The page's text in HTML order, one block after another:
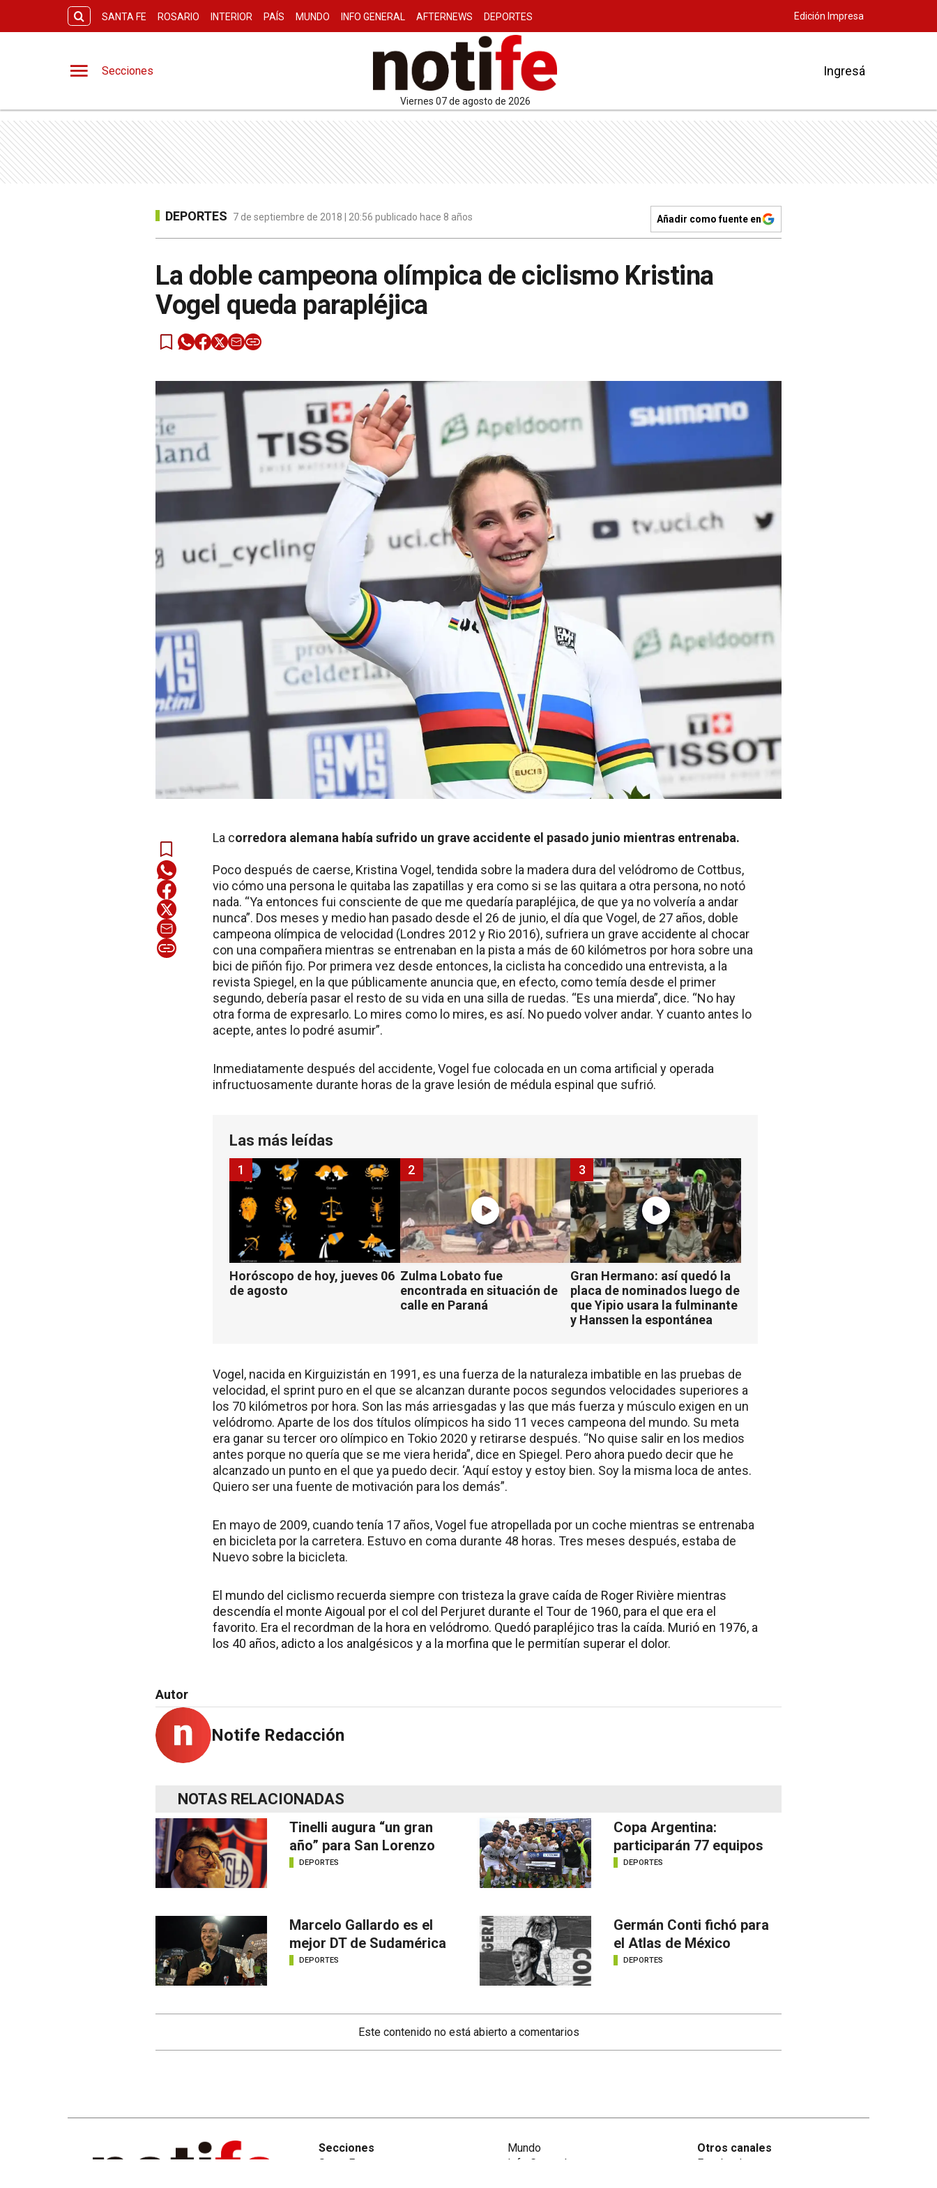
SANTA FE ROSARIO INTERIOR PAÍS MUNDO INFO GENERAL AFTERNEWS DEPORTES Edición Impresa
Secciones
viernes 07 de agosto de 2026
Ingresá
DEPORTES 7 de septiembre de 2018 | 20:56 publicado hace 8 años Añadir como fuente en
La doble campeona olímpica de ciclismo Kristina
Vogel queda parapléjica
La corredora alemana había sufrido un grave accidente el pasado junio mientras entrenaba.
Poco después de caerse, Kristina Vogel, tendida sobre la madera dura del velódromo de Cottbus,
vio cómo una persona le quitaba las zapatillas y era como si se las quitara a otra persona, no notó
nada. “Ya entonces fui consciente de que me quedaría parapléjica, de que ya no volvería a andar
nunca”. Dos meses y medio han pasado desde el 26 de junio, el día que Vogel, de 27 años, doble
campeona olímpica de velocidad (Londres 2012 y Rio 2016), sufriera un grave accidente al chocar
con una compañera mientras se entrenaban en la pista a más de 60 kilómetros por hora sobre una
bici de piñón fijo. Por primera vez desde entonces, la ciclista ha concedido una entrevista, a la
revista Spiegel, en la que públicamente anuncia que, en efecto, como temía desde el primer
segundo, debería pasar el resto de su vida en una silla de ruedas. “Es una mierda”, dice. “No hay
otra forma de expresarlo. Lo mires como lo mires, es así. No puedo volver andar. Y cuanto antes lo
acepte, antes lo podré asumir”.
Inmediatamente después del accidente, Vogel fue colocada en un coma artificial y operada
infructuosamente durante horas de la grave lesión de médula espinal que sufrió.
Las más leídas
Horóscopo de hoy, jueves 06
de agosto
1
Zulma Lobato fue
encontrada en situación de
calle en Paraná
2
Gran Hermano: así quedó la
placa de nominados luego de
que Yipio usara la fulminante
y Hanssen la espontánea
3
Vogel, nacida en Kirguizistán en 1991, es una fuerza de la naturaleza imbatible en las pruebas de
velocidad, el sprint puro en el que se alcanzan durante pocos segundos velocidades superiores a
los 70 kilómetros por hora. Son las más arriesgadas y las que más fuerza y músculo exigen en un
velódromo. Aparte de los dos títulos olímpicos ha sido 11 veces campeona del mundo. Su meta
era ganar su tercer oro olímpico en Tokio 2020 y retirarse después. “No quise salir en los medios
antes porque no quería que se me viera herida”, dice en Spiegel. Pero ahora puedo decir que he
alcanzado un punto en el que ya puedo decir. ‘Aquí estoy y estoy bien. Soy la misma loca de antes.
Quiero ser una fuente de motivación para los demás”.
En mayo de 2009, cuando tenía 17 años, Vogel fue atropellada por un coche mientras se entrenaba
en bicicleta por la carretera. Estuvo en coma durante 48 horas. Tres meses después, estaba de
Nuevo sobre la bicicleta.
El mundo del ciclismo recuerda siempre con tristeza la grave caída de Roger Rivière mientras
descendía el monte Aigoual por el col del Perjuret durante el Tour de 1960, para el que era el
favorito. Era el recordman de la hora en velódromo. Quedó parapléjico tras la caída. Murió en 1976, a
los 40 años, adicto a los analgésicos y a la morfina que le permitían superar el dolor.
Autor
Notife Redacción
NOTAS RELACIONADAS
Tinelli augura “un gran
año” para San Lorenzo
DEPORTES
Copa Argentina:
participarán 77 equipos
DEPORTES
Marcelo Gallardo es el
mejor DT de Sudamérica
DEPORTES
Germán Conti fichó para
el Atlas de México
DEPORTES
Este contenido no está abierto a comentarios
Secciones
Santa Fe
Mundo
Info General
Otros canales
Facebook